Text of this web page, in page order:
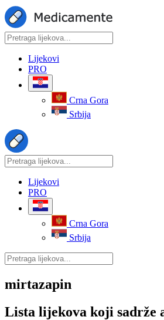
Lijekovi
PRO
Crna Gora
Srbija
Lijekovi
PRO
Crna Gora
Srbija
mirtazapin
Lista lijekova koji sadrže